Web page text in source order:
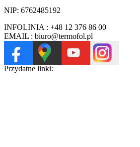
NIP: 6762485192
INFOLINIA : +48 12 376 86 00
EMAIL : biuro@termofol.pl
Przydatne linki: